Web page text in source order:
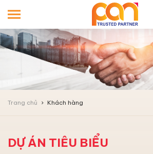
Trang chủ Khách hàng
DỰ ÁN TIÊU BIỂU